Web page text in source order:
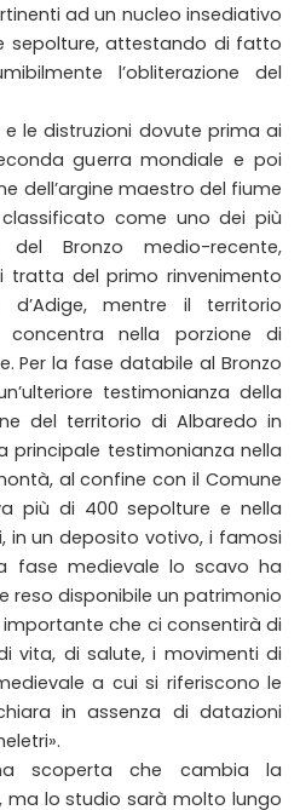
ad un nucleo insediativo
sepolture, attestando di fatto
l’obliterazione del
le distruzioni dovute prima ai
guerra mondiale e poi
dell’argine maestro del fiume
come uno dei più
del Bronzo medio-recente,
tratta del primo rinvenimento
mentre il territorio
nella porzione di
Per la fase databile al Bronzo
testimonianza della
del territorio di Albaredo in
principale testimonianza nella
al confine con il Comune
più di 400 sepolture e nella
in un deposito votivo, i famosi
fase medievale lo scavo ha
reso disponibile un patrimonio
che ci consentirà di
vita, di salute, i movimenti di
a cui si riferiscono le
in assenza di datazioni
scoperta che cambia la
ma lo studio sarà molto lungo